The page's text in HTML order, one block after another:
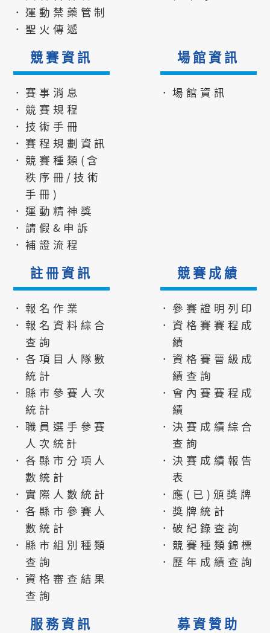
．運動禁藥管制
．聖火傳遞
競賽資訊
．賽事消息
．競賽規程
．技術手冊
．賽程規劃資訊
．競賽種類(含
秩序冊/技術
手冊)
．運動精神獎
．請假&申訴
．補證流程
場館資訊
．場館資訊
註冊資訊
．報名作業
．報名資料綜合
查詢
．各項目人隊數
統計
．縣市參賽人次
統計
．職員選手參賽
人次統計
．各縣市分項人
數統計
．實際人數統計
．各縣市參賽人
數統計
．縣市組別種類
查詢
．資格審查結果
查詢
競賽成績
．參賽證明列印
．資格賽賽程成
績
．資格賽晉級成
績查詢
．會內賽賽程成
績
．決賽成績綜合
查詢
．決賽成績報告
表
．應(已)頒獎牌
．獎牌統計
．破紀錄查詢
．競賽種類錦標
．歷年成績查詢
服務資訊 募資贊助